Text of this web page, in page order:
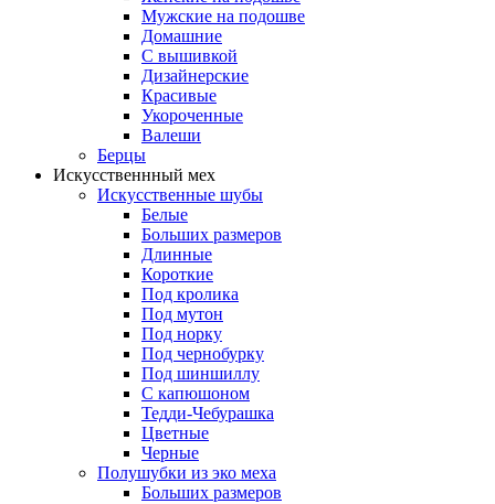
Мужские на подошве
Домашние
С вышивкой
Дизайнерские
Красивые
Укороченные
Валеши
Берцы
Искусственнный мех
Искусственные шубы
Белые
Больших размеров
Длинные
Короткие
Под кролика
Под мутон
Под норку
Под чернобурку
Под шиншиллу
С капюшоном
Тедди-Чебурашка
Цветные
Черные
Полушубки из эко меха
Больших размеров